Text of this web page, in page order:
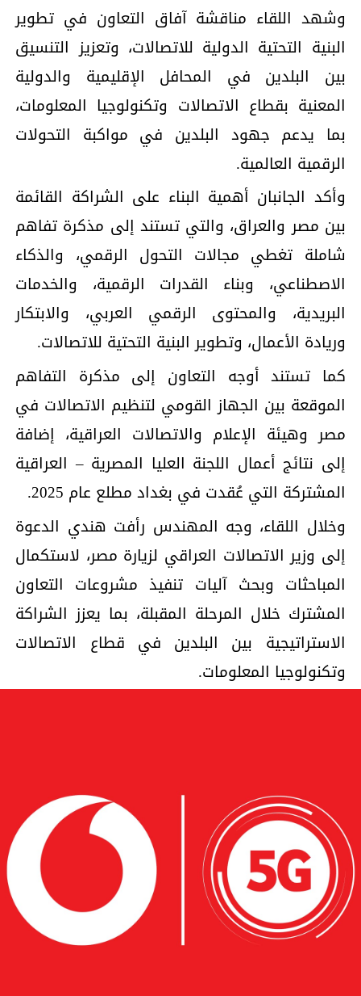
وشهد اللقاء مناقشة آفاق التعاون في تطوير
البنية التحتية الدولية للاتصالات، وتعزيز التنسيق
بين البلدين في المحافل الإقليمية والدولية
المعنية بقطاع الاتصالات وتكنولوجيا المعلومات،
بما يدعم جهود البلدين في مواكبة التحولات
الرقمية العالمية.
وأكد الجانبان أهمية البناء على الشراكة القائمة
بين مصر والعراق، والتي تستند إلى مذكرة تفاهم
شاملة تغطي مجالات التحول الرقمي، والذكاء
الاصطناعي، وبناء القدرات الرقمية، والخدمات
البريدية، والمحتوى الرقمي العربي، والابتكار
وريادة الأعمال، وتطوير البنية التحتية للاتصالات.
كما تستند أوجه التعاون إلى مذكرة التفاهم
الموقعة بين الجهاز القومي لتنظيم الاتصالات في
مصر وهيئة الإعلام والاتصالات العراقية، إضافة
إلى نتائج أعمال اللجنة العليا المصرية – العراقية
المشتركة التي عُقدت في بغداد مطلع عام 2025.
وخلال اللقاء، وجه المهندس رأفت هندي الدعوة
إلى وزير الاتصالات العراقي لزيارة مصر، لاستكمال
المباحثات وبحث آليات تنفيذ مشروعات التعاون
المشترك خلال المرحلة المقبلة، بما يعزز الشراكة
الاستراتيجية بين البلدين في قطاع الاتصالات
وتكنولوجيا المعلومات.